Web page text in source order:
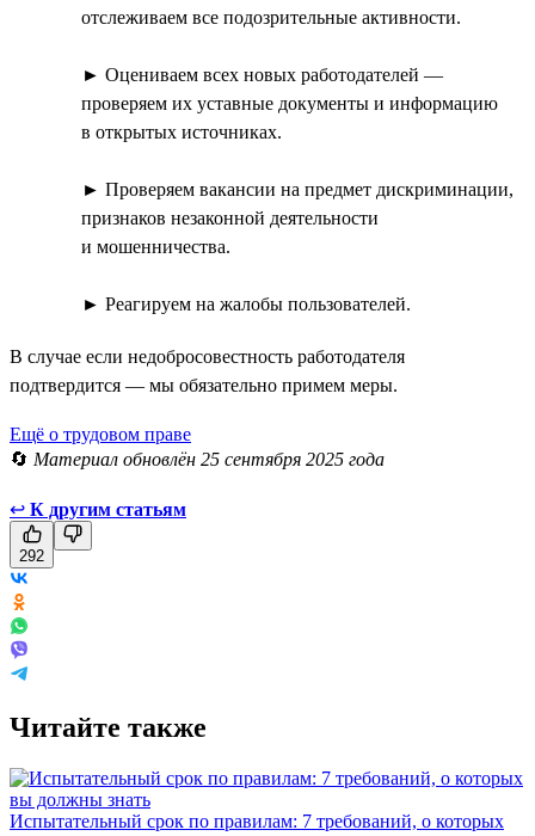
отслеживаем все подозрительные активности.
► Оцениваем всех новых работодателей —
проверяем их уставные документы и информацию
в открытых источниках.
► Проверяем вакансии на предмет дискриминации,
признаков незаконной деятельности
и мошенничества.
► Реагируем на жалобы пользователей.
В случае если недобросовестность работодателя
подтвердится — мы обязательно примем меры.
Ещё о трудовом праве
🔄 Материал обновлён 25 сентября 2025 года
↩ К другим статьям
292
Читайте также
Испытательный срок по правилам: 7 требований, о которых